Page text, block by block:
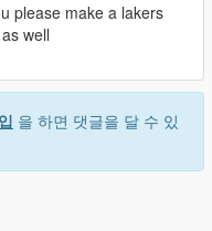
please make a lakers
well
을 하면 댓글을 달 수 있